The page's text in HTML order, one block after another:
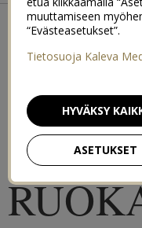
SUMMER FIT 2016 –
AIHEUTTAAKO
MASENNUKSEN?→
2016 –
muuttamiseen
“Evästeasetukset”.
Tietosuoja Kaleva
ASETUKSET
HYVÄKSY